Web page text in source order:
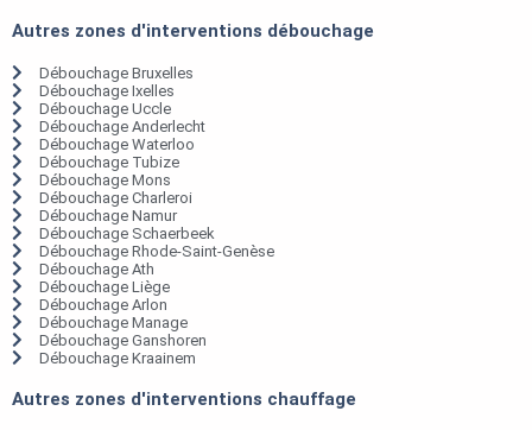
Autres zones d'interventions débouchage
Débouchage Bruxelles
Débouchage Ixelles
Débouchage Uccle
Débouchage Anderlecht
Débouchage Waterloo
Débouchage Tubize
Débouchage Mons
Débouchage Charleroi
Débouchage Namur
Débouchage Schaerbeek
Débouchage Rhode-Saint-Genèse
Débouchage Ath
Débouchage Liège
Débouchage Arlon
Débouchage Manage
Débouchage Ganshoren
Débouchage Kraainem
Autres zones d'interventions chauffage